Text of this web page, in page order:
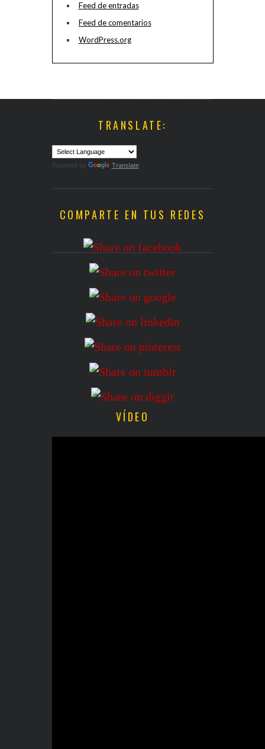
Feed de entradas
Feed de comentarios
WordPress.org
TRANSLATE:
Powered by Translate
COMPARTE EN TUS REDES
VÍDEO